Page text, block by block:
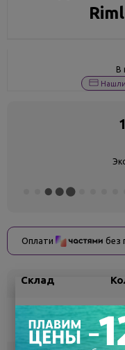
В
Нашли
Оплати без
Склад
Воронеж 7